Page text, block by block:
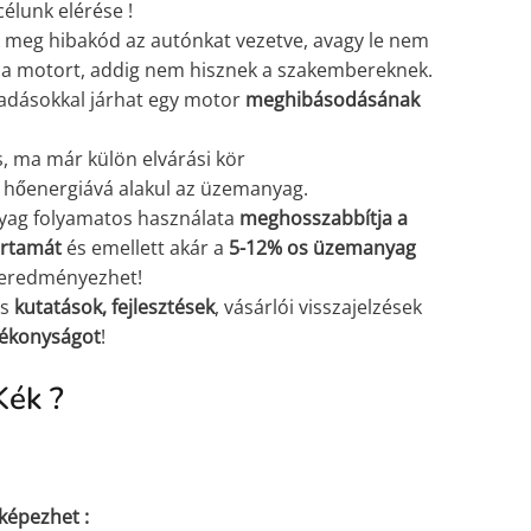
elérése !
hibakód az autónkat vezetve, avagy le nem
motort, addig nem hisznek a szakembereknek.
járhat egy motor meghibásodásának
ma már külön elvárási kör
alakul az üzemanyag.
folyamatos használata meghosszabbítja a
és emellett akár a 5-12% os üzemanyag
kutatások,fejlesztések, vásárlói visszajelzések
!
?
: